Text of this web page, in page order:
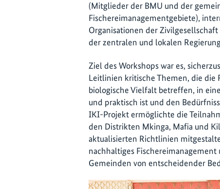
(Mitglieder der BMU und der
Fischereimanagementgebiete),
Organisationen der
der zentralen und lokalen
Ziel des Workshops war es,
Leitlinien kritische Themen, die die
biologische Vielfalt betreffen, in
und praktisch ist und den
IKI-Projekt ermöglichte die
den Distrikten Mkinga, Mafia und
aktualisierten Richtlinien
nachhaltiges
Gemeinden von entscheidender